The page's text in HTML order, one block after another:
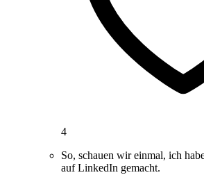
4
So, schauen wir einmal, ich
auf LinkedIn gemacht.